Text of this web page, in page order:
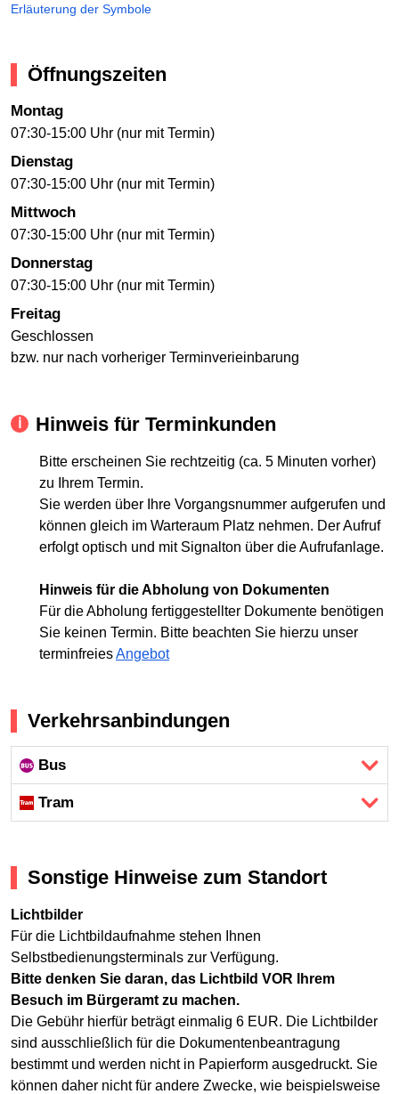
Erläuterung der Symbole
Öffnungszeiten
Montag
07:30-15:00 Uhr (nur mit Termin)
Dienstag
07:30-15:00 Uhr (nur mit Termin)
Mittwoch
07:30-15:00 Uhr (nur mit Termin)
Donnerstag
07:30-15:00 Uhr (nur mit Termin)
Freitag
Geschlossen
bzw. nur nach vorheriger Terminverieinbarung
Hinweis für Terminkunden
Bitte erscheinen Sie rechtzeitig (ca. 5 Minuten vorher)
zu Ihrem Termin.
Sie werden über Ihre Vorgangsnummer aufgerufen und
können gleich im Warteraum Platz nehmen. Der Aufruf
erfolgt optisch und mit Signalton über die Aufrufanlage.
Hinweis für die Abholung von Dokumenten
Für die Abholung fertiggestellter Dokumente benötigen
Sie keinen Termin. Bitte beachten Sie hierzu unser
terminfreiesAngebot
Verkehrsanbindungen
Bus
Tram
Sonstige Hinweise zum Standort
Lichtbilder
Für die Lichtbildaufnahme stehen Ihnen
Selbstbedienungsterminals zur Verfügung.
Bitte denken Sie daran, das Lichtbild VOR Ihrem
Besuch im Bürgeramt zu machen.
Die Gebühr hierfür beträgt einmalig 6 EUR. Die Lichtbilder
sind ausschließlich für die Dokumentenbeantragung
bestimmt und werden nicht in Papierform ausgedruckt. Sie
können daher nicht für andere Zwecke, wie beispielsweise